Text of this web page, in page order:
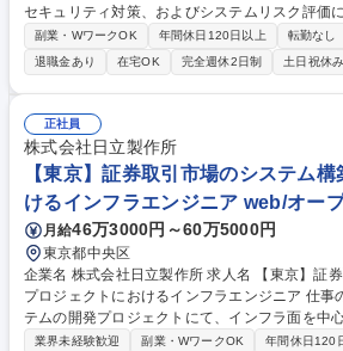
セキュリティ対策、およびシステムリスク評価
ていただきます。開発部署・ユーザー部署とと
を行っていきます。 ■サイバーセキュリティ対策強化の企画立案、プロジ
ェクト推進 ■セキュリティ対策ツール（Splunk
分析や改善 ■インシデント対応演習/訓練の企画
ール対応、インシデント対応訓練等） ■システ
ービス利用前、要件定義時、年次の定期評価等
推進 ■CSIRT事務局メンバーとして、ログ調査
グ等の対応 募集職種 【サイバーセキュリティ担当】PayPayグループ/リ
モート可＆フレックスタイム制
副業・WワークOK 年間休日120日以上 転勤なし
退職金あり
在宅OK 完全週休2日制 土日祝休み
正社員
株式会社日立製作所
【東京】証券取引市場のシステム
けるインフラエンジニア web/オー
月給46万3000円～60万5000円
東京都中央区
企業名 株式会社日立製作所 求人名 【東京】証券取引市場のシステム構築
プロジェクトにおけるインフラエンジニア 仕事の内容 お客様の基幹シス
テムの開発プロジェクトにて、インフラ面を中
テスト工程まで、各工程に応じたプロジェクト
業界未経験歓迎 副業・WワークOK 年間休日120